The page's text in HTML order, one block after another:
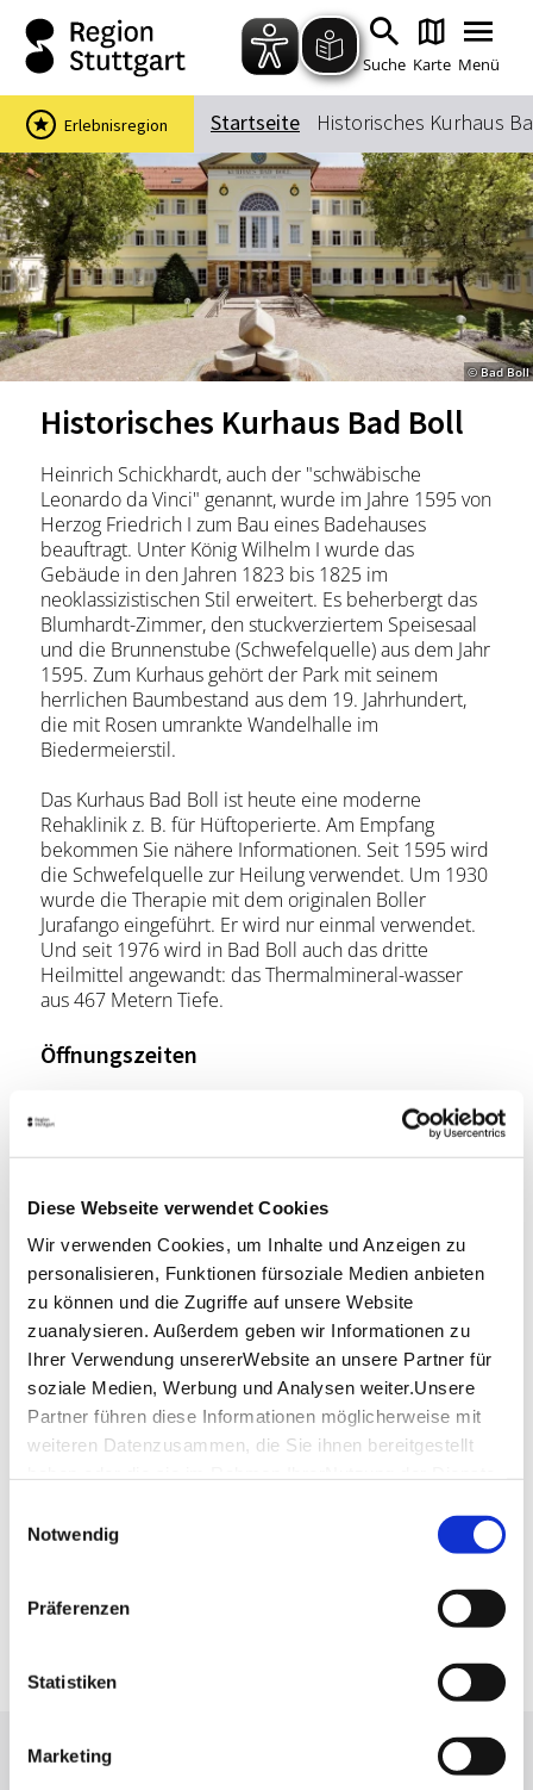
Diese Webseite verwendet Cookies
Wir verwenden Cookies, um Inhalte und Anzeigen zu
personalisieren, Funktionen fürsoziale Medien anbieten
zu können und die Zugriffe auf unsere Website
zuanalysieren. Außerdem geben wir Informationen zu
Ihrer Verwendung unsererWebsite an unsere Partner für
soziale Medien, Werbung und Analysen weiter.Unsere
Partner führen diese Informationen möglicherweise mit
weiteren Datenzusammen, die Sie ihnen bereitgestellt
Impressum
Notwendig
Präferenzen
Statistiken
Marketing
Zum Hauptinhalt springen
Zur Suche springen
Zur Hauptnavigation
Zum Footer springen
Suche Karte Menü
Suchbegriff
Das könnte Sie interessieren
Stadtführungen
Events & Tickets
Ausflugsziele
Erlebnisse
Wein
Radfahren
Wandern
Startseite Historisches Kurhaus
Erlebnisregion
© Bad Boll
Historisches Kurhaus Bad Boll
Heinrich Schickhardt, auch der "schwäbische
Leonardo da Vinci" genannt, wurde im Jahre 1595 von
Herzog Friedrich I zum Bau eines Badehauses
beauftragt. Unter König Wilhelm I wurde das
Gebäude in den Jahren 1823 bis 1825 im
neoklassizistischen Stil erweitert. Es beherbergt das
Blumhardt-Zimmer, den stuckverziertem Speisesaal
und die Brunnenstube (Schwefelquelle) aus dem Jahr
1595. Zum Kurhaus gehört der Park mit seinem
herrlichen Baumbestand aus dem 19. Jahrhundert,
die mit Rosen umrankte Wandelhalle im
Biedermeierstil.
Das Kurhaus Bad Boll ist heute eine moderne
Rehaklinik z. B. für Hüftoperierte. Am Empfang
bekommen Sie nähere Informationen. Seit 1595 wird
die Schwefelquelle zur Heilung verwendet. Um 1930
wurde die Therapie mit dem originalen Boller
Jurafango eingeführt. Er wird nur einmal verwendet.
Und seit 1976 wird in Bad Boll auch das dritte
Heilmittel angewandt: das Thermalmineral-wasser
aus 467 Metern Tiefe.
Öffnungszeiten
Lage & Kontakt
Kurhaus Bad Boll
73087 Bad Boll
Telefon:+49 (0)7164 813 23
Mail:info@badhaus-bad-boll.de
Website:kurhaus-bad-boll.de
Planen Sie Ihre Anreise
Verkehrs- und Tarifverbund Stuttgart GmbH
Deutsche Bahn AG
Google Maps
Lassen Sie sich inspirieren!